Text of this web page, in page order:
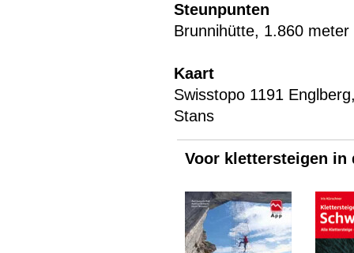
Steunpunten
Brunnihütte, 1.860 meter
Kaart
Swisstopo 1191
Stans
Voor klettersteigen in